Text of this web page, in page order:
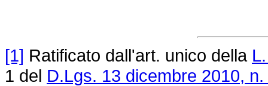
[1] Ratificato dall'art. unico della
1 del D.Lgs. 13 dicembre 2010,